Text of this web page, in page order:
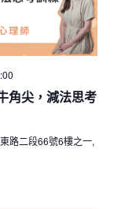
角尖，減法思考
路二段66號6樓之一,